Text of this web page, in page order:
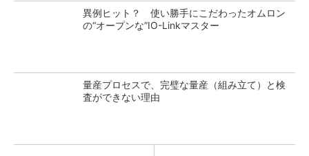
異例ヒット？ 使い勝手にこだわったオムロン
の“オープンな”IO-Linkマスター
量産プロセスで、完璧な量産（組み立て）と検
査ができない理由